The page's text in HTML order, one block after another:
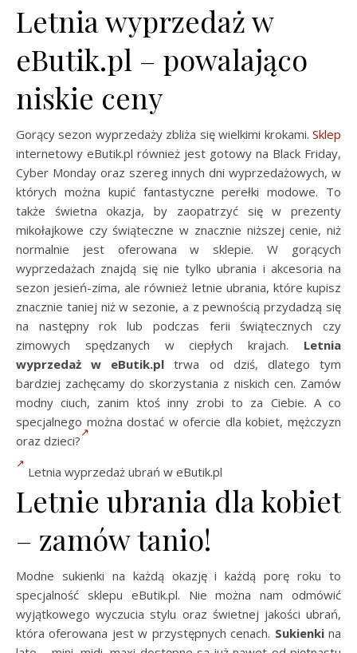
Letnia wyprzedaż w
eButik.pl – powalająco
niskie ceny
Gorący sezon wyprzedaży zbliża się wielkimi krokami. Sklep
internetowy eButik.pl również jest gotowy na Black Friday,
Cyber Monday oraz szereg innych dni wyprzedażowych, w
których można kupić fantastyczne perełki modowe. To
także świetna okazja, by zaopatrzyć się w prezenty
mikołajkowe czy świąteczne w znacznie niższej cenie, niż
normalnie jest oferowana w sklepie. W gorących
wyprzedażach znajdą się nie tylko ubrania i akcesoria na
sezon jesień-zima, ale również letnie ubrania, które kupisz
znacznie taniej niż w sezonie, a z pewnością przydadzą się
na następny rok lub podczas ferii świątecznych czy
zimowych spędzanych w ciepłych krajach. Letnia
wyprzedaż w eButik.pltrwa od dziś, dlatego tym
bardziej zachęcamy do skorzystania z niskich cen. Zamów
modny ciuch, zanim ktoś inny zrobi to za Ciebie. A co
specjalnego można dostać w ofercie dla kobiet, mężczyzn
oraz dzieci?
Letnia wyprzedaż ubrań w eButik.pl
Letnie ubrania dla kobiet
– zamów tanio!
Modne sukienki na każdą okazję i każdą porę roku to
specjalność sklepu eButik.pl. Nie można nam odmówić
wyjątkowego wyczucia stylu oraz świetnej jakości ubrań,
która oferowana jest w przystępnych cenach. Sukienkina